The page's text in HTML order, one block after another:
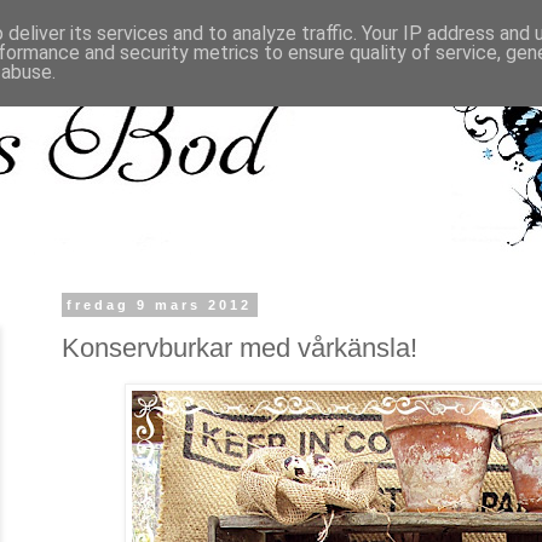
fredag 9 mars 2012
Konservburkar med vårkänsla!
its services and to analyze traffic. Your IP address and
and security metrics to ensure quality of service,